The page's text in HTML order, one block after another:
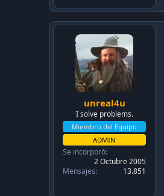
unreal4u
I solve problems.
Miembro del Equipo
ADMIN
Se incorporó
2 Octubre 2005
Mensajes
13.851